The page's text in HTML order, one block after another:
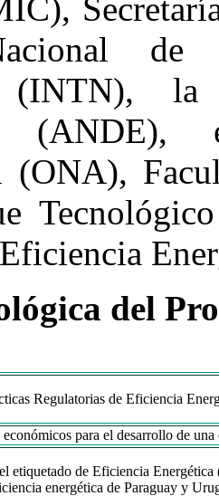
de
(INTN), la
(ONA),
del
Regulatorias de Eficiencia
para el desarrollo de
etiquetado de Eficiencia
energética de Paraguay y